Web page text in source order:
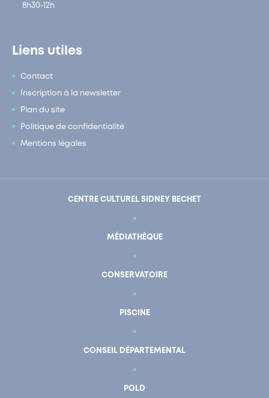
8h30-12h
Liens utiles
Contact
Inscription à la newsletter
Plan du site
Politique de confidentialité
Mentions légales
CENTRE CULTUREL SIDNEY BECHET
MÉDIATHÈQUE
CONSERVATOIRE
PISCINE
CONSEIL DÉPARTEMENTAL
POLD